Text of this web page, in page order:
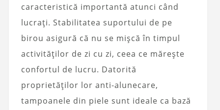
caracteristică importantă atunci când
lucrați. Stabilitatea suportului de pe
birou asigură că nu se mișcă în timpul
activităților de zi cu zi, ceea ce mărește
confortul de lucru. Datorită
proprietăților lor anti-alunecare,
tampoanele din piele sunt ideale ca bază